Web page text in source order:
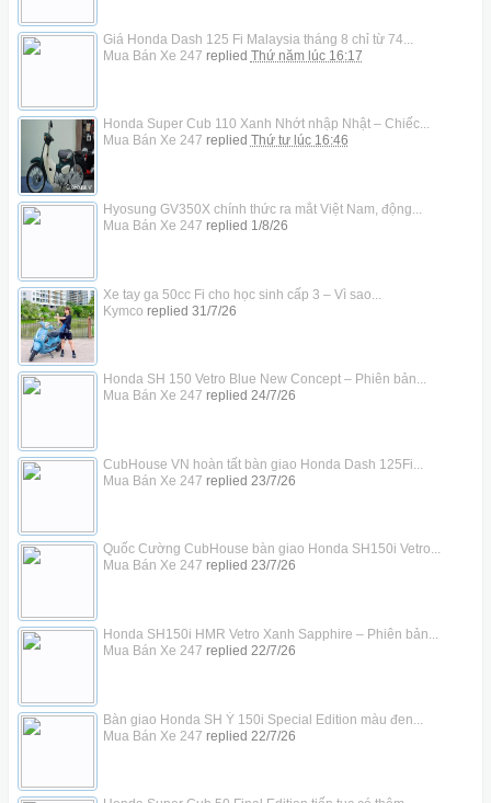
Giá Honda Dash 125 Fi Malaysia tháng 8 chỉ từ 74...
Mua Bán Xe 247 replied Thứ năm lúc 16:17
Honda Super Cub 110 Xanh Nhớt nhập Nhật – Chiếc...
Mua Bán Xe 247 replied Thứ tư lúc 16:46
Hyosung GV350X chính thức ra mắt Việt Nam, động...
Mua Bán Xe 247 replied 1/8/26
Xe tay ga 50cc Fi cho học sinh cấp 3 – Vì sao...
Kymco replied 31/7/26
Honda SH 150 Vetro Blue New Concept – Phiên bản...
Mua Bán Xe 247 replied 24/7/26
CubHouse VN hoàn tất bàn giao Honda Dash 125Fi...
Mua Bán Xe 247 replied 23/7/26
Quốc Cường CubHouse bàn giao Honda SH150i Vetro...
Mua Bán Xe 247 replied 23/7/26
Honda SH150i HMR Vetro Xanh Sapphire – Phiên bản...
Mua Bán Xe 247 replied 22/7/26
Bàn giao Honda SH Ý 150i Special Edition màu đen...
Mua Bán Xe 247 replied 22/7/26